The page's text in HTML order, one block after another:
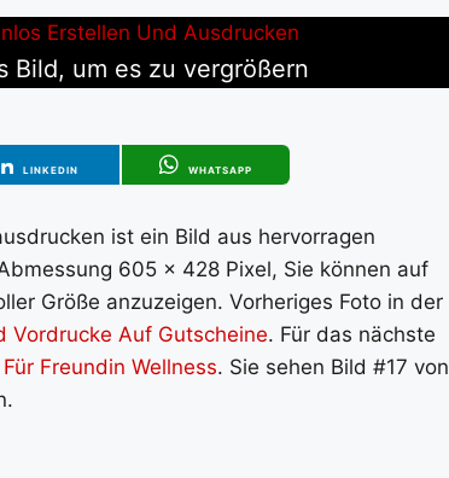
um es zu vergrößern
LINKEDIN WHATSAPP
ist ein Bild aus hervorragen
605 x 428 Pixel, Sie können auf
Größe anzuzeigen. Vorheriges Foto in der
Vordrucke Auf Gutscheine. Für das nächste
Freundin Wellness. Sie sehen Bild #17 von